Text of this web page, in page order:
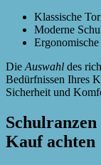
Klassische
Moderne
Die Auswahl des
Bedürfnissen Ihres
Sicherheit und
Kauf achten